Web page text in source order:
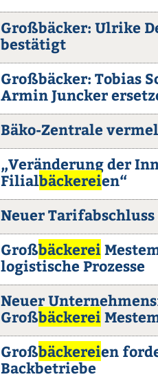
Großbäcker: Ulrike
bestätigt
Großbäcker: Tobias
Armin Juncker
Bäko-Zentrale
„Veränderung der
Filialbäckereien“
Neuer
Großbäckerei
logistische Prozesse
Neuer
Großbäckerei
Großbäckereien
Backbetriebe